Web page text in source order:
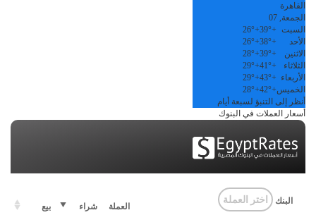
القاهرة
الجمعة, 07
السبت +
39°
+
26°
الأحد
+
38°
+
26°
الاثنين
+
39°
+
28°
الثلاثاء
+
41°
+
29°
الأربعاء +
43°
+
29°
الخميس+
42°
+
28°
أنظر إلى التنبؤ لسبعة أيام
أسعار العملات في البنوك